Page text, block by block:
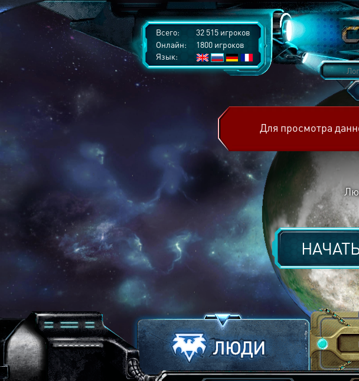
Всего:
32 515 игроков
Онлайн:
1800 игроков
Язык:
Для просмотра